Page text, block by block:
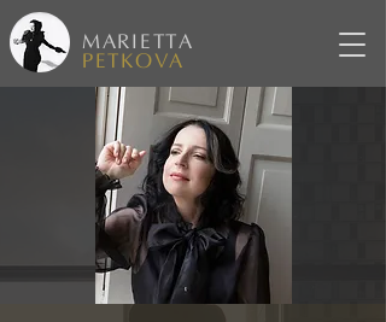
MARIETTA
PETKOVA